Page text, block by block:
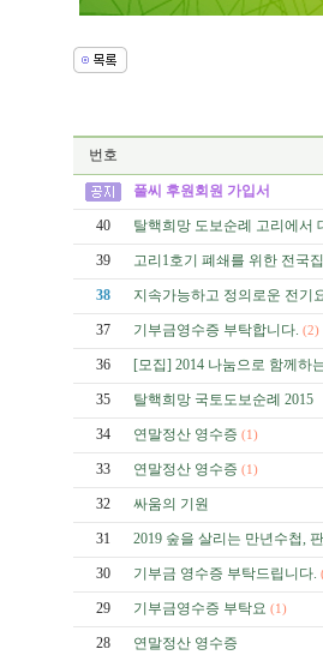
번호
풀씨 후원회원 가입서
40 탈핵희망 도보순례 고리에서
39 고리1호기 폐쇄를 위한 전국
38 지속가능하고 정의로운 전
37 기부금영수증 부탁합니다. (2)
36 [모집] 2014 나눔으로 함께하
35 탈핵희망 국토도보순례 2015
34 연말정산 영수증 (1)
33 연말정산 영수증 (1)
32 싸움의 기원
31 2019 숲을 살리는 만년수첩,
30 기부금 영수증 부탁드립니다.
29 기부금영수증 부탁요 (1)
28 연말정산 영수증